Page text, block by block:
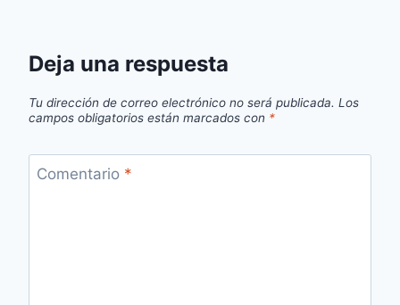
Deja una respuesta
Tu dirección de correo electrónico no será publicada. Los
campos obligatorios están marcados con *
Comentario *